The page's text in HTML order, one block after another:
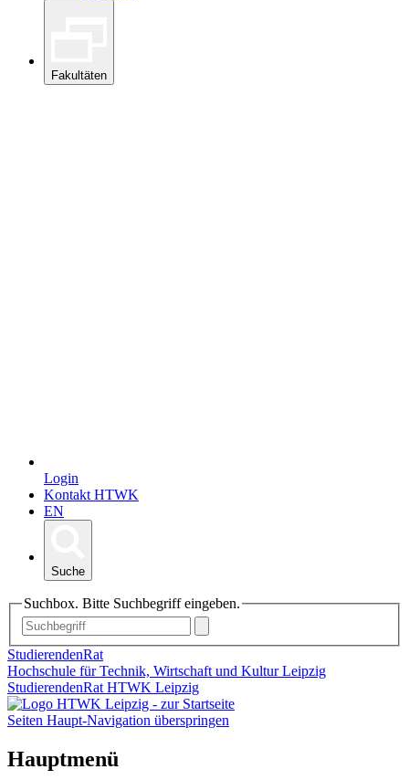
Fakultäten
Login
Kontakt HTWK
EN
Suche
Suchbox. Bitte Suchbegriff eingeben.
StudierendenRat
Hochschule für Technik, Wirtschaft und Kultur Leipzig
StudierendenRat HTWK Leipzig
Seiten Haupt-Navigation überspringen
Hauptmenü